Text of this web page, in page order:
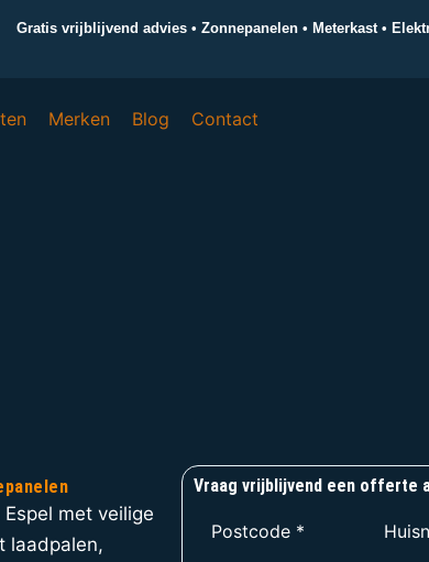
Gratis vrijblijvend advies • Zonnepanelen • Meterkast •
Merken Blog Contact
met veilige
laadpalen,
Vraag vrijblijvend een offerte
Postcode *